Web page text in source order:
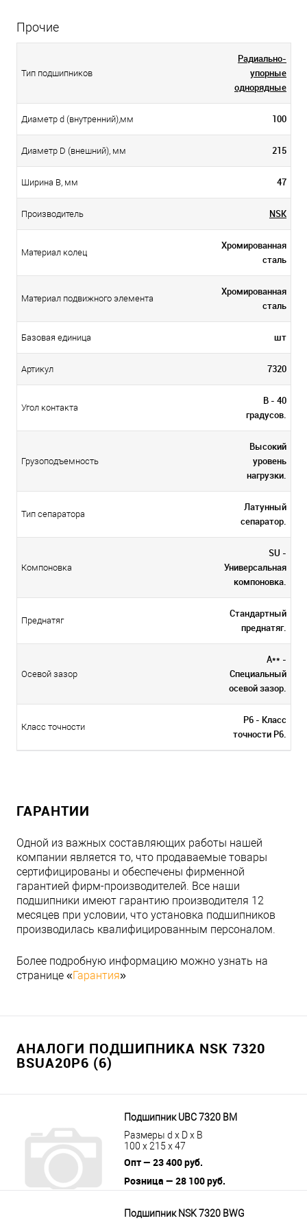
Прочие
Тип подшипников
Радиально-
упорные
однорядные
Диаметр d (внутренний),мм 100
Диаметр D (внешний), мм 215
Ширина B, мм 47
Производитель NSK
Материал колец
Хромированная
сталь
Материал подвижного элемента
Хромированная
сталь
Базовая единица шт
Артикул 7320
Угол контакта
B - 40
градусов.
Грузоподъемность
Высокий
уровень
нагрузки.
Тип сепаратора
Латунный
сепаратор.
Компоновка
SU -
Универсальная
компоновка.
Преднатяг
Стандартный
преднатяг.
Осевой зазор
A** -
Специальный
осевой зазор.
Класс точности
P6 - Класс
точности P6.
ГАРАНТИИ
Одной из важных составляющих работы нашей
компании является то, что продаваемые товары
сертифицированы и обеспечены фирменной
гарантией фирм-производителей. Все наши
подшипники имеют гарантию производителя 12
месяцев при условии, что установка подшипников
производилась квалифицированным персоналом.
Более подробную информацию можно узнать на
странице «Гарантия»
АНАЛОГИ ПОДШИПНИКА NSK 7320
BSUA20P6 (6)
Подшипник UBC 7320 BM
Размеры d x D x B
100 x 215 x 47
Опт — 23 400 руб.
Розница — 28 100 руб.
Подшипник NSK 7320 BWG